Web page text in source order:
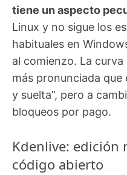
tiene un aspecto
Linux y no sigue los
habituales en
al comienzo. La
más pronunciada
y suelta”, pero a
bloqueos por pago.
Kdenlive: edición
código abierto